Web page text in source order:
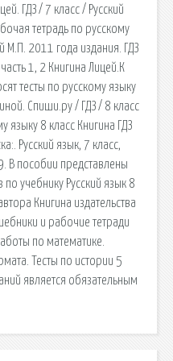
ГДЗ / 7 класс / Русский
тетрадь по русскому
М.П. 2011 года издания. ГДЗ
1, 2 Книгина Лицей.К
тесты по русскому языку
Спиши.ру / ГДЗ / 8 класс
языку 8 класс Книгина ГДЗ
Русский язык, 7 класс,
В пособии представлены
учебнику Русский язык 8
Книгина издательства
и рабочие тетради
по математике.
Тесты по истории 5
является обязательным